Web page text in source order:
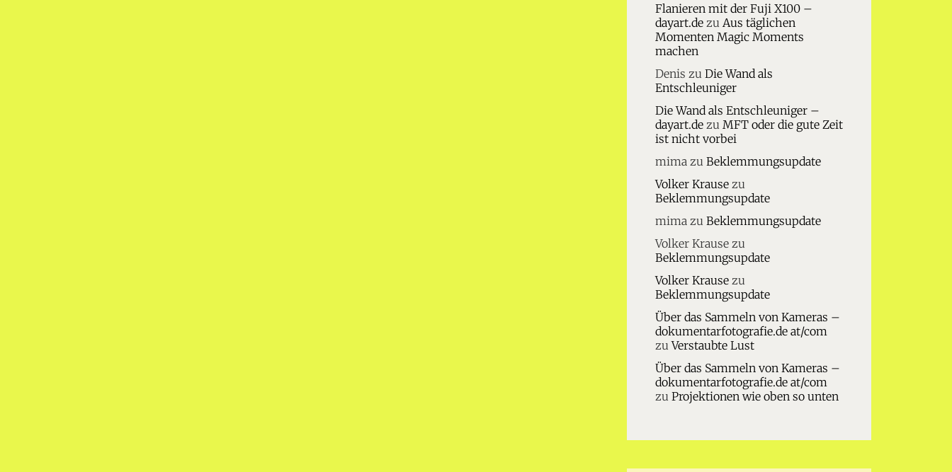
Flanieren mit der Fuji X100 –
dayart.dezu Aus täglichen
Momenten Magic Moments
machen
Denis zu Die Wand als
Entschleuniger
Die Wand als Entschleuniger –
dayart.dezu MFT oder die gute Zeit
ist nicht vorbei
mimazu Beklemmungsupdate
Volker Krausezu
Beklemmungsupdate
mimazu Beklemmungsupdate
Volker Krausezu
Beklemmungsupdate
Volker Krausezu
Beklemmungsupdate
Über das Sammeln von Kameras –
dokumentarfotografie.de at/com
zuVerstaubte Lust
Über das Sammeln von Kameras –
dokumentarfotografie.de at/com
zu Projektionen wie oben so unten